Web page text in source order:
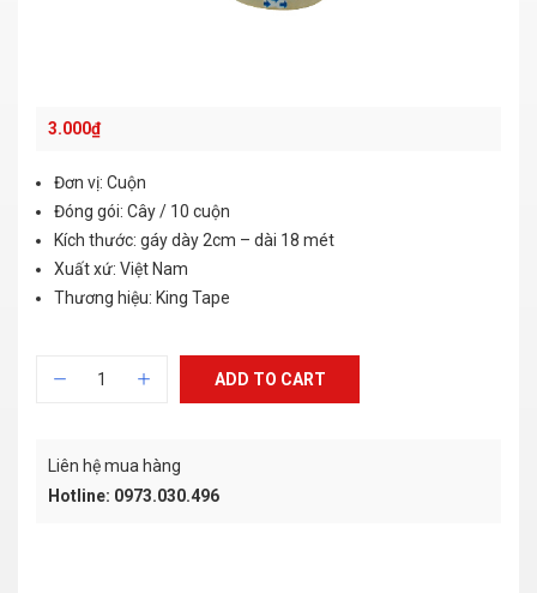
3.000₫
Đơn vị: Cuộn
Đóng gói: Cây / 10 cuộn
Kích thước: gáy dày 2cm – dài 18 mét
Xuất xứ: Việt Nam
Thương hiệu: King Tape
ADD TO CART
Liên hệ mua hàng
Hotline: 0973.030.496